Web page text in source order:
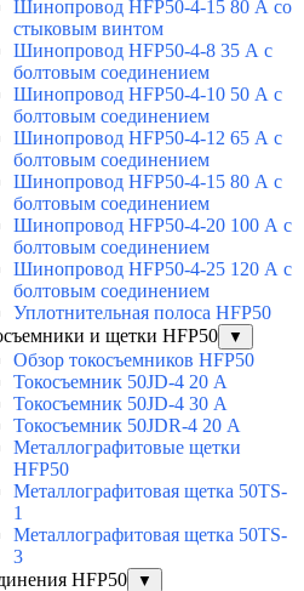
Шинопровод HFP50-4-15 80 А со
стыковым винтом
Шинопровод HFP50-4-8 35 А с
болтовым соединением
Шинопровод HFP50-4-10 50 А с
болтовым соединением
Шинопровод HFP50-4-12 65 А с
болтовым соединением
Шинопровод HFP50-4-15 80 А с
болтовым соединением
Шинопровод HFP50-4-20 100 А с
болтовым соединением
Шинопровод HFP50-4-25 120 А с
болтовым соединением
Уплотнительная полоса HFP50
и щетки HFP50
▼
Обзор токосъемников HFP50
Токосъемник 50JD-4 20 А
Токосъемник 50JD-4 30 А
Токосъемник 50JDR-4 20 А
Металлографитовые щетки
HFP50
Металлографитовая щетка 50TS-
1
Металлографитовая щетка 50TS-
3
HFP50
▼